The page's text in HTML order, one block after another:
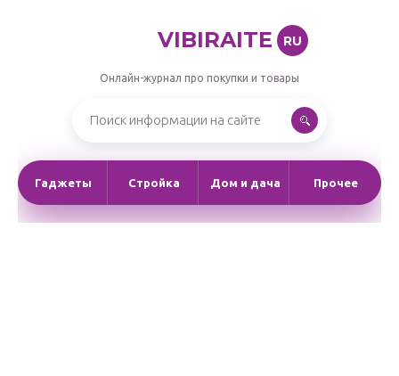
VIBIRAITE RU
Онлайн-журнал про покупки и товары
Гаджеты Стройка Дом и дача Прочее